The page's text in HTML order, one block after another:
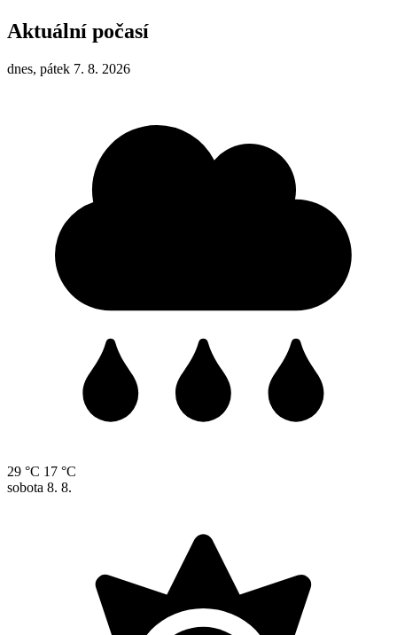
Aktuální počasí
dnes, pátek 7. 8. 2026
29 °C 17 °C
sobota 8. 8.